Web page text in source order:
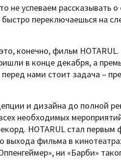
не успеваем рассказывать
переключаешься на
конечно, фильм
в конце декабря, а
нами стоит задача –
и дизайна до полной
необходимых
HOTARUL стал
выхода фильма в
ни «Барби»